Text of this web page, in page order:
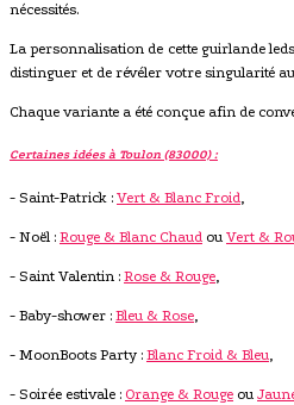
nécessités.
La personnalisation de cette guirlande
distinguer et de révéler votre singularité
Chaque variante a été conçue afin de
Certaines idées à Toulon (83000) :
- Saint-Patrick : Vert & Blanc Froid,
- Noël : Rouge & Blanc Chaud ou Vert &
- Saint Valentin : Rose & Rouge,
- Baby-shower : Bleu & Rose,
- MoonBoots Party : Blanc Froid & Bleu,
- Soirée estivale : Orange & Rouge ou